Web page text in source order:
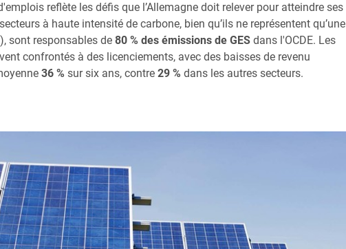
reflète les défis que l’Allemagne doit relever pour atteindre ses
à haute intensité de carbone, bien qu’ils ne représentent qu’une
sont responsables de 80 % des émissions de GES dans l'OCDE. Les
confrontés à des licenciements, avec des baisses de revenu
36 % sur six ans, contre 29 % dans les autres secteurs.